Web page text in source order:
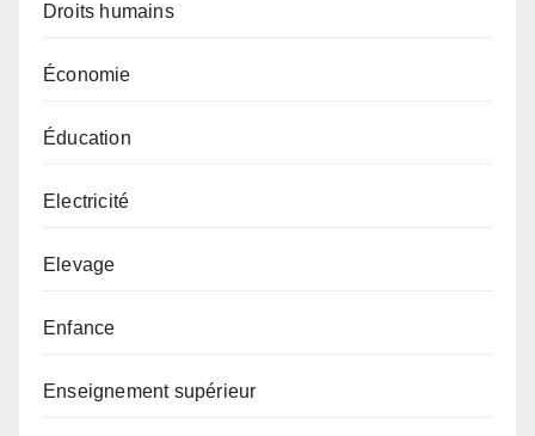
Droits humains
Économie
Éducation
Electricité
Elevage
Enfance
Enseignement supérieur